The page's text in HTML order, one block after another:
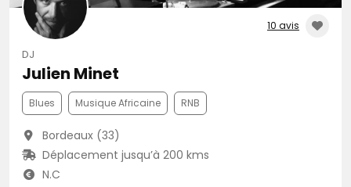
10 avis
DJ
Julien Minet
Blues Musique Africaine RNB
Bordeaux (33)
Déplacement jusqu’à 200 kms
N.C